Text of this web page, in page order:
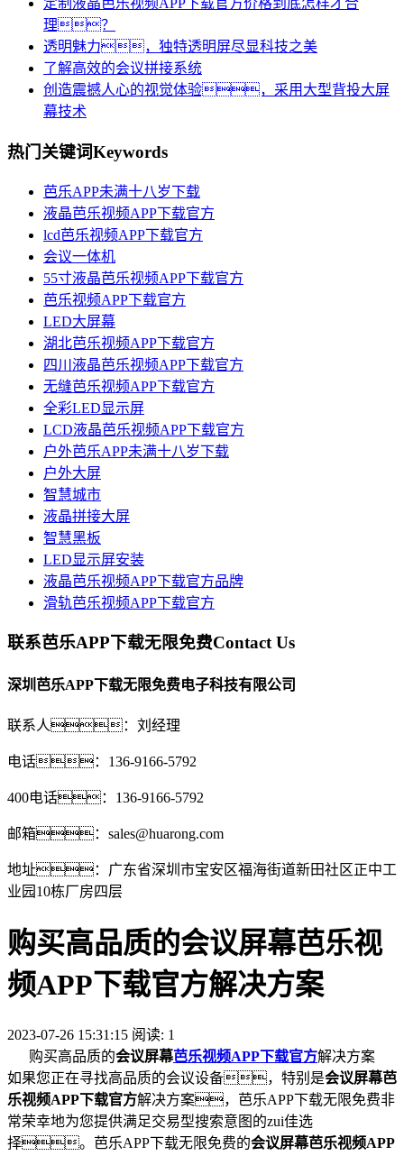
定制液晶芭乐视频APP下载官方价格到底怎样才合
理？
透明魅力，独特透明屏尽显科技之美
了解高效的会议拼接系统
创造震撼人心的视觉体验，采用大型背投大屏
幕技术
热门关键词Keywords
芭乐APP未满十八岁下载
液晶芭乐视频APP下载官方
lcd芭乐视频APP下载官方
会议一体机
55寸液晶芭乐视频APP下载官方
芭乐视频APP下载官方
LED大屏幕
湖北芭乐视频APP下载官方
四川液晶芭乐视频APP下载官方
无缝芭乐视频APP下载官方
全彩LED显示屏
LCD液晶芭乐视频APP下载官方
户外芭乐APP未满十八岁下载
户外大屏
智慧城市
液晶拼接大屏
智慧黑板
LED显示屏安装
液晶芭乐视频APP下载官方品牌
滑轨芭乐视频APP下载官方
联系芭乐APP下载无限免费Contact Us
深圳芭乐APP下载无限免费电子科技有限公司
联系人：刘经理
电话：136-9166-5792
400电话：136-9166-5792
邮箱：sales@huarong.com
地址：广东省深圳市宝安区福海街道新田社区正中工
业园10栋厂房四层
购买高品质的会议屏幕芭乐视
频APP下载官方解决方案
2023-07-26 15:31:15 阅读: 1
购买高品质的会议屏幕芭乐视频APP下载官方解决方案
如果您正在寻找高品质的会议设备，特别是会议屏幕芭
乐视频APP下载官方解决方案，芭乐APP下载无限免费非
常荣幸地为您提供满足交易型搜索意图的zui佳选
择。芭乐APP下载无限免费的会议屏幕芭乐视频APP